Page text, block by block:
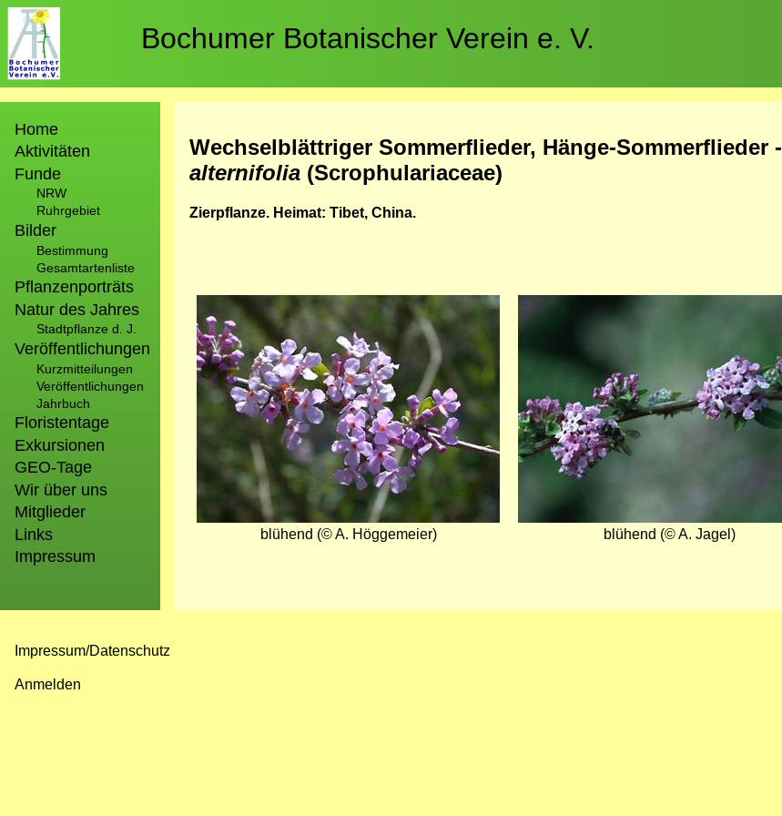
Direkt
zum
Inhalt
Bochumer Botanischer Verein e. V.
Home
Aktivitäten
Funde
NRW
Ruhrgebiet
Bilder
Bestimmung
Gesamtartenliste
Pflanzenporträts
Natur des Jahres
Stadtpflanze d. J.
Veröffentlichungen
Kurzmitteilungen
Veröffentlichungen
Jahrbuch
Floristentage
Exkursionen
GEO-Tage
Wir über uns
Mitglieder
Links
Impressum
Wechselblättriger Sommerflieder, Hänge-Sommerflieder -
alternifolia (Scrophulariaceae)
Zierpflanze. Heimat: Tibet, China.
blühend (© A. Höggemeier) blühend (© A. Jagel)
Impressum/Datenschutz
Anmelden